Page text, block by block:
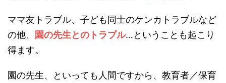
ママ友トラブル、子ども同士のケンカトラブルなど
の他、
園の先生とのトラブル…ということも起こり
得ます。
園の先生、といっても人間ですから、教育者／保育